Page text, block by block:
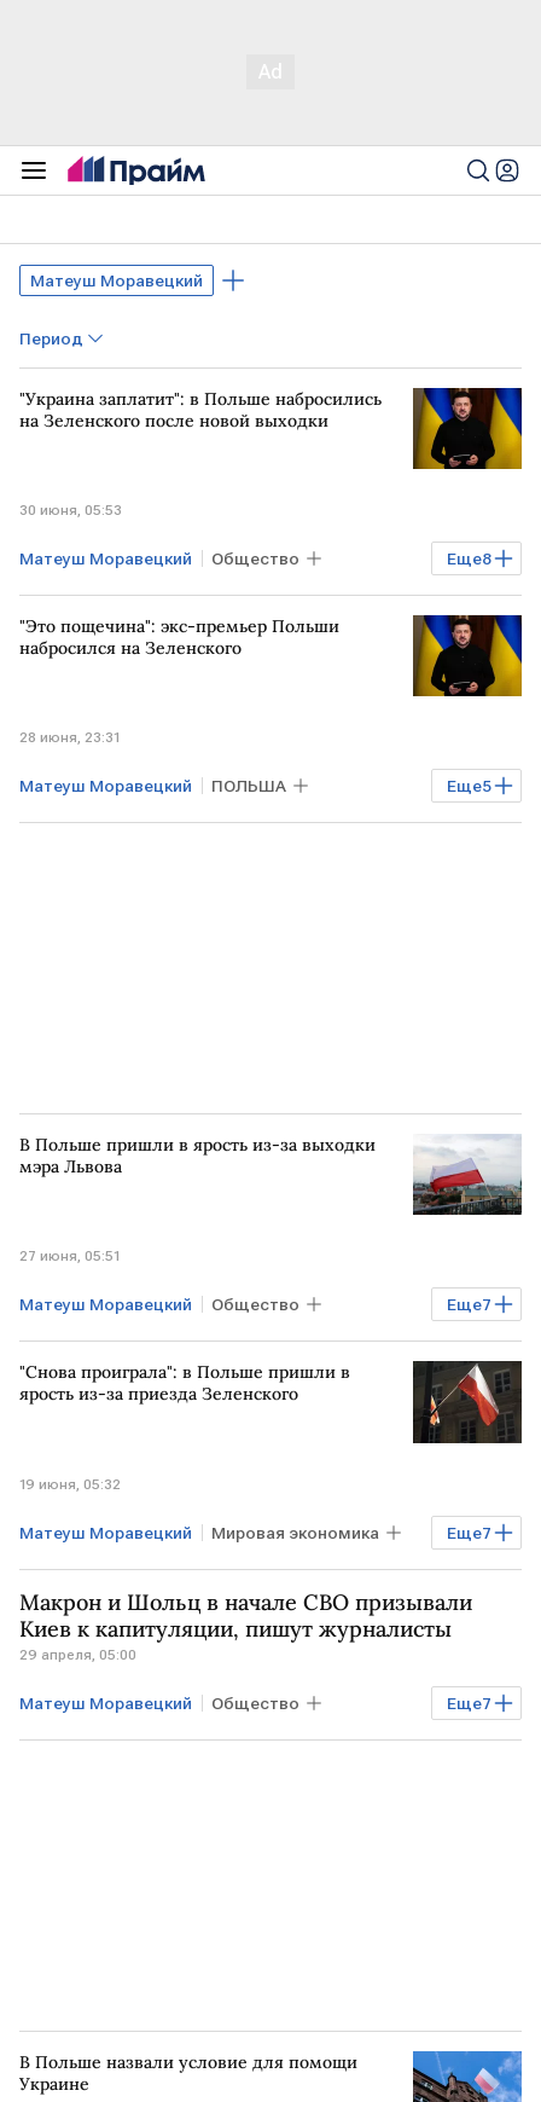
Матеуш Моравецкий
Период
"Украина заплатит": в Польше набросились
на Зеленского после новой выходки
30 июня, 05:53
Еще8
Матеуш Моравецкий Общество
Мировая экономика УКРАИНА
ПОЛЬША Владимир Зеленский
Instagram
"Это пощечина": экс-премьер Польши
набросился на Зеленского
28 июня, 23:31
Еще5
Матеуш Моравецкий ПОЛЬША
УКРАИНА Киев
В Польше пришли в ярость из-за выходки
мэра Львова
27 июня, 05:51
Еще7
Матеуш Моравецкий Общество
Мировая экономика УКРАИНА
ПОЛЬША Ярослав Качиньский
"Снова проиграла": в Польше пришли в
ярость из-за приезда Зеленского
19 июня, 05:32
Еще7
Матеуш Моравецкий Мировая экономика
Общество ПОЛЬША Киев
УКРАИНА Владимир Зеленский
Дональд Туск
Макрон и Шольц в начале СВО призывали
Киев к капитуляции, пишут журналисты
29 апреля, 05:00
Еще7
Матеуш Моравецкий Общество
Экономика Мировая экономика
В Польше назвали условие для помощи
Украине